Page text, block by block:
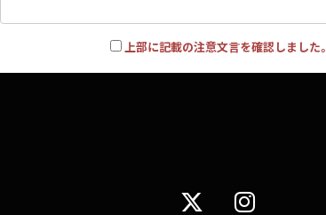
上部に記載の注意文言を確認しました。